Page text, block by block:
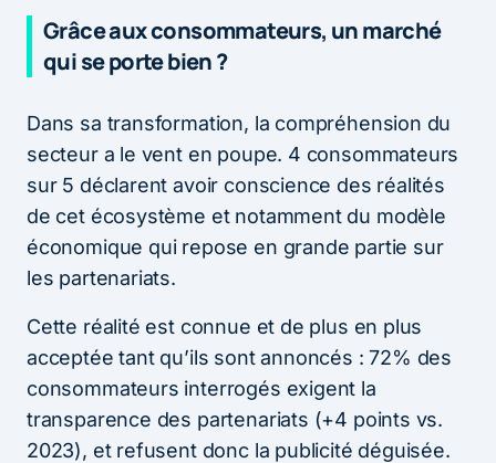
Grâce aux consommateurs, un marché
qui se porte bien ?
Dans sa transformation, la compréhension du
secteur a le vent en poupe. 4 consommateurs
sur 5 déclarent avoir conscience des réalités
de cet écosystème et notamment du modèle
économique qui repose en grande partie sur
les partenariats.
Cette réalité est connue et de plus en plus
acceptée tant qu’ils sont annoncés : 72% des
consommateurs interrogés exigent la
transparence des partenariats (+4 points vs.
2023), et refusent donc la publicité déguisée.